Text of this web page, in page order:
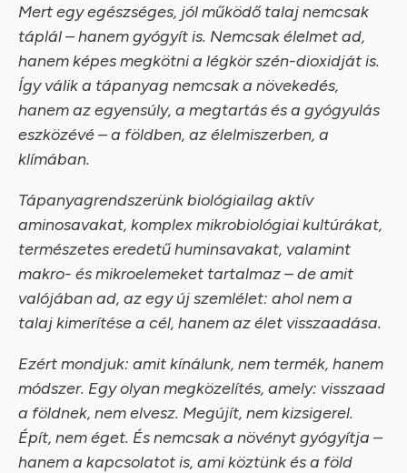
Mert egy egészséges, jól működő talaj nemcsak
táplál – hanem gyógyít is. Nemcsak élelmet ad,
hanem képes megkötni a légkör szén-dioxidját is.
Így válik a tápanyag nemcsak a növekedés,
hanem az egyensúly, a megtartás és a gyógyulás
eszközévé – a földben, az élelmiszerben, a
klímában.
Tápanyagrendszerünk biológiailag aktív
aminosavakat, komplex mikrobiológiai kultúrákat,
természetes eredetű huminsavakat, valamint
makro- és mikroelemeket tartalmaz – de amit
valójában ad, az egy új szemlélet: ahol nem a
talaj kimerítése a cél, hanem az élet visszaadása.
Ezért mondjuk: amit kínálunk, nem termék, hanem
módszer. Egy olyan megközelítés, amely: visszaad
a földnek, nem elvesz. Megújít, nem kizsigerel.
Épít, nem éget. És nemcsak a növényt gyógyítja –
hanem a kapcsolatot is, ami köztünk és a föld